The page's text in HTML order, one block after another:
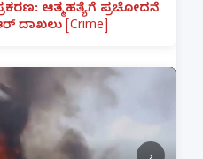
ಆತ್ಮಹತ್ಯೆಗೆ ಪ್ರಚೋದನೆ
[Crime]
›